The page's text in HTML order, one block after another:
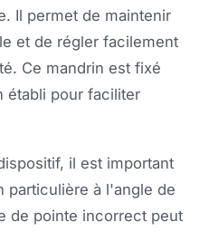
Il permet de maintenir
et de régler facilement
Ce mandrin est fixé
établi pour faciliter
il est important
particulière à l'angle de
de pointe incorrect peut